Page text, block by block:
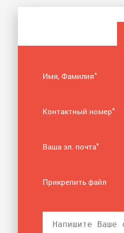
Имя, Фамилия*
Контактный номер*
Ваша эл. почта*
Прикрепить файл